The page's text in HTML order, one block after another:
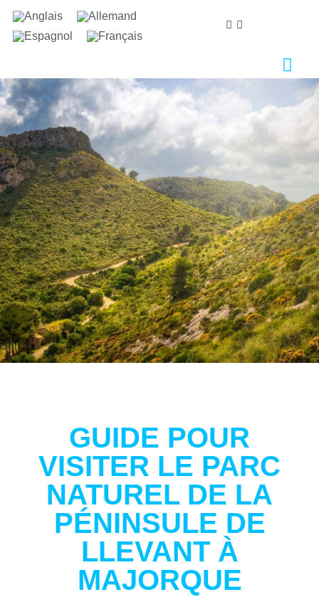
GUIDE POUR
VISITER LE PARC
NATUREL DE LA
PÉNINSULE DE
LLEVANT À
MAJORQUE
Nous nous soucions de votre vie privée
Nous utilisons des cookies strictement nécessaires au
bon fonctionnement du site web, ainsi que des cookies
relatifs à l'amélioration et à la personnalisation de
votre expérience, à des fins d'analyse statistique ainsi
que pour vous proposer des publicités basées sur vos
centres d'intérêt. Vous pouvez accepter ou refuser les
cookies en cliquant sur le bouton "Tout accepter" ou
"Refuser" ou, au contraire, les configurer selon vos
préférences en cliquant sur le bouton "Configurer".
Pour plus d'informations, vous pouvez consulter notre
Politique de Cookies.
Configurer Refuser Tout accepter